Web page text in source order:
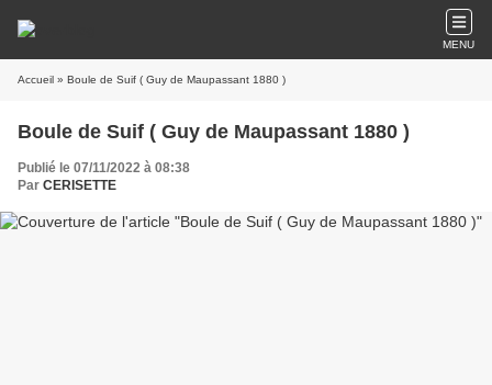
MENU
Accueil » Boule de Suif ( Guy de Maupassant 1880 )
Boule de Suif ( Guy de Maupassant 1880 )
Publié le 07/11/2022 à 08:38
Par CERISETTE